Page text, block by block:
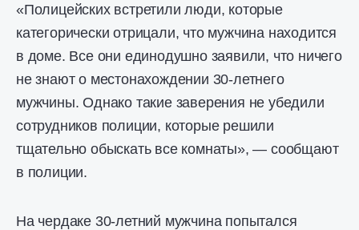
«Полицейских встретили люди, которые
категорически отрицали, что мужчина находится
в доме. Все они единодушно заявили, что ничего
не знают о местонахождении 30-летнего
мужчины. Однако такие заверения не убедили
сотрудников полиции, которые решили
тщательно обыскать все комнаты», — сообщают
в полиции.
На чердаке 30-летний мужчина попытался